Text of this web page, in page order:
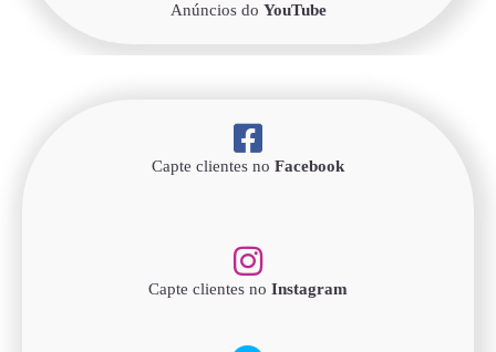
Anúncios do YouTube
Capte clientes no Facebook
Capte clientes no Instagram